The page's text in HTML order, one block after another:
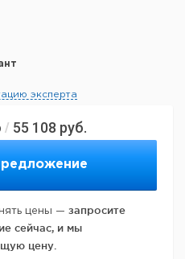
/ 55 108 руб.
цены — запросите
сейчас, и мы
цену.
эксперта